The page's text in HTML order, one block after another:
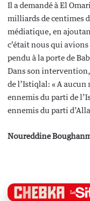
Il a demandé à El
milliards de centimes
médiatique, en
c’était nous qui
pendu à la porte de
Dans son
de l’Istiqlal: « A aucun
ennemis du parti de
ennemis du parti
Noureddine